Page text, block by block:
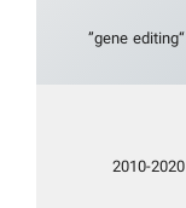
“gene editing”
2010-2020